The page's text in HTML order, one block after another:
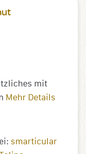
mit
Mehr Details
smarticular